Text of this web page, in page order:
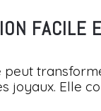
FACILE
joyaux. Elle